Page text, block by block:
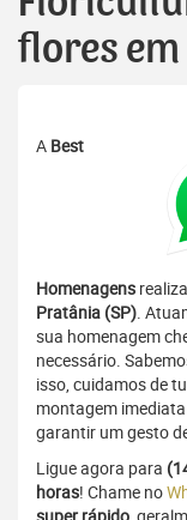
flores
A Best
Homenagens realiza
Pratânia (SP).
sua homenagem
necessário.
isso, cuidamos de
montagem
garantir um gesto
Ligue agora para
horas! Chame no